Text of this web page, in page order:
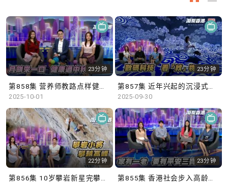
23分钟
2025-10-01
23分钟
2025-09-30
22分钟 23分钟